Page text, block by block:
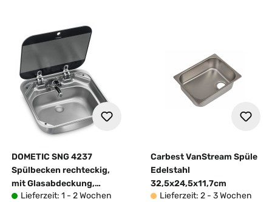
DOMETIC SNG 4237
Spülbecken rechteckig,
mit Glasabdeckung,
Edelstahl, 42x37 cm
Lieferzeit: 1 - 2 Wochen
Carbest VanStream Spüle
Edelstahl
32,5x24,5x11,7cm
Lieferzeit: 2 - 3 Wochen